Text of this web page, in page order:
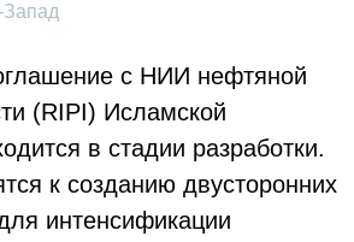
с НИИ нефтяной
(RIPI) Исламской
в стадии разработки.
к созданию двусторонних
интенсификации